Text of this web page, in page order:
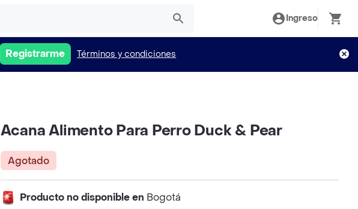
Ingreso
Registrarme Términos y condiciones
Acana Alimento Para Perro Duck & Pear
Agotado
Producto no disponible en Bogotá